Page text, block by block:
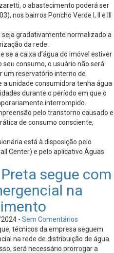
o abastecimento poderá ser
nos bairros Poncho Verde I, II e III
gradativamente normalizado a
da rede.
se a caixa d’água do imóvel estiver
consumo, o usuário não será
um reservatório interno de
unidade consumidora tenha água
durante o período em que o
interrompido.
pelo transtorno causado e
de consumo consciente,
está à disposição pelo
Center) e pelo aplicativo Águas
segue com
na
- Sem Comentários
técnicos da empresa seguem
na rede de distribuição de água
será necessário prorrogar a